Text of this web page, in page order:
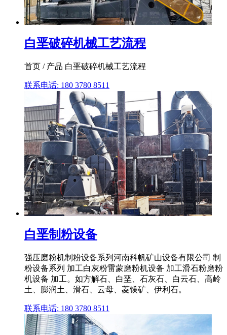
白垩破碎机械工艺流程
首页 / 产品 白垩破碎机械工艺流程
联系电话: 180 3780 8511
白垩制粉设备
强压磨粉机制粉设备系列河南科帆矿山设备有限公司 制
粉设备系列 加工白灰粉雷蒙磨粉机设备 加工滑石粉磨粉
机设备 加工。如方解石、白垩、石灰石、白云石、高岭
土、膨润土、滑石、云母、菱镁矿、伊利石。
联系电话: 180 3780 8511